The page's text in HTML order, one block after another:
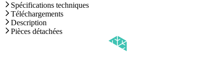
Spécifications techniques
Téléchargements
Description
Pièces détachées